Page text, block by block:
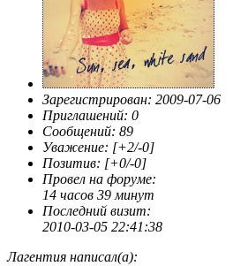
Зарегистрирован: 2009-07-06
Приглашений: 0
Сообщений: 89
Уважение: [+2/-0]
Позитив: [+0/-0]
Провел на форуме:
14 часов 39 минут
Последний визит:
2010-03-05 22:41:38
Лагентия написал(а):